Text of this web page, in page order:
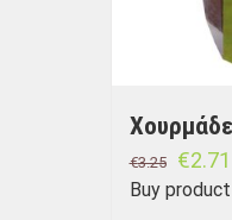
€3.25 €2.71
Buy product